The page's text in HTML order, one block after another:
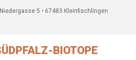
5 • 67483 Kleinfischlingen